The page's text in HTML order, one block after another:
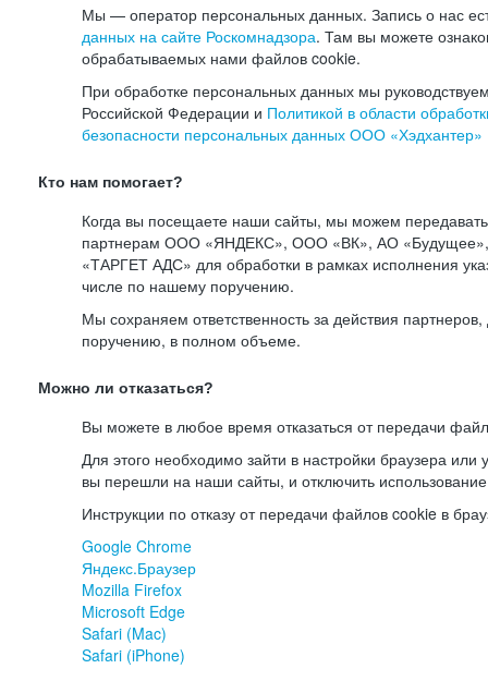
Мы — оператор персональных данных. Запись о нас
данных на сайте Роскомнадзора. Там вы можете
обрабатываемых нами файлов cookie.
При обработке персональных данных мы
Российской Федерации и Политикой в области
безопасности персональных данных ООО «Хэдхантер»
Кто нам помогает?
Когда вы посещаете наши сайты, мы можем
партнерам ООО «ЯНДЕКС», ООО «ВК», АО
«ТАРГЕТ АДС» для обработки в рамках исполнения
числе по нашему поручению.
Мы сохраняем ответственность за действия
поручению, в полном объеме.
Можно ли отказаться?
Вы можете в любое время отказаться от передачи
Для этого необходимо зайти в настройки браузера или
вы перешли на наши сайты, и отключить
Инструкции по отказу от передачи файлов cookie в
Google Chrome
Яндекс.Браузер
Mozilla Firefox
Microsoft Edge
Safari (Mac)
Safari (iPhone)